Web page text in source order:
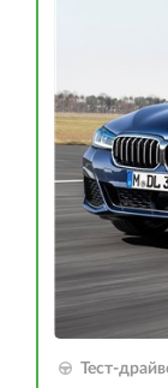
Тест-